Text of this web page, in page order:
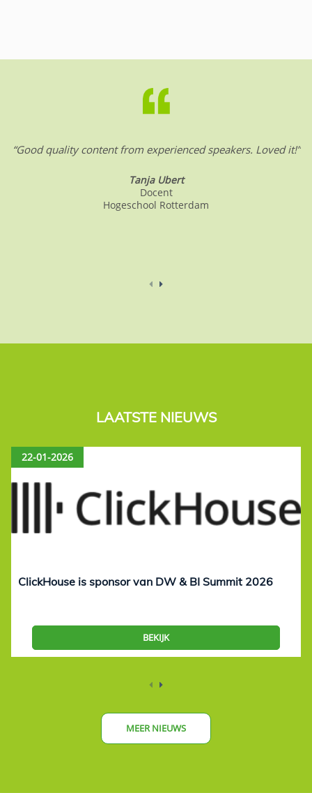
“Good quality content from experienced speakers. Loved it!”
Tanja Ubert
Docent
Hogeschool Rotterdam
LAATSTE NIEUWS
22-01-2026
ClickHouse is sponsor van DW & BI Summit 2026
BEKIJK
MEER NIEUWS